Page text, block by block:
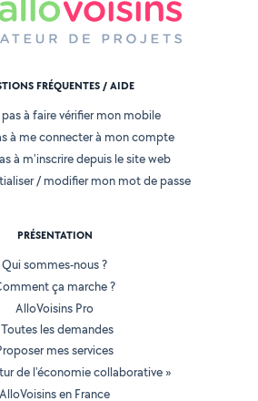
FRÉQUENTES / AIDE
pas à faire vérifier mon mobile
à me connecter à mon compte
à m'inscrire depuis le site web
/ modifier mon mot de passe
PRÉSENTATION
Qui sommes-nous ?
ça marche ?
AlloVoisins Pro
Toutes les demandes
mes services
de l'économie collaborative »
AlloVoisins en France